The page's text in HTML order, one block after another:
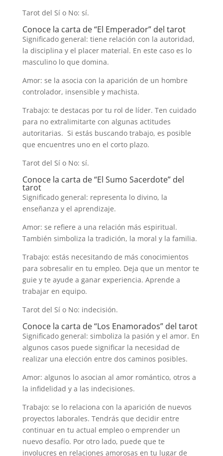
Tarot del Sí o No: sí.
Conoce la carta de “El Emperador” del tarot
Significado general: tiene relación con la autoridad,
la disciplina y el placer material. En este caso es lo
masculino lo que domina.
Amor: se la asocia con la aparición de un hombre
controlador, insensible y machista.
Trabajo: te destacas por tu rol de líder. Ten cuidado
para no extralimitarte con algunas actitudes
autoritarias. Si estás buscando trabajo, es posible
que encuentres uno en el corto plazo.
Tarot del Sí o No: sí.
Conoce la carta de “El Sumo Sacerdote” del
tarot
Significado general: representa lo divino, la
enseñanza y el aprendizaje.
Amor: se refiere a una relación más espiritual.
También simboliza la tradición, la moral y la familia.
Trabajo: estás necesitando de más conocimientos
para sobresalir en tu empleo. Deja que un mentor te
guie y te ayude a ganar experiencia. Aprende a
trabajar en equipo.
Tarot del Sí o No: indecisión.
Conoce la carta de “Los Enamorados” del tarot
Significado general: simboliza la pasión y el amor. En
algunos casos puede significar la necesidad de
realizar una elección entre dos caminos posibles.
Amor: algunos lo asocian al amor romántico, otros a
la infidelidad y a las indecisiones.
Trabajo: se lo relaciona con la aparición de nuevos
proyectos laborales. Tendrás que decidir entre
continuar en tu actual empleo o emprender un
nuevo desafío. Por otro lado, puede que te
involucres en relaciones amorosas en tu lugar de